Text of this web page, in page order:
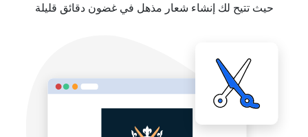
حيث تتيح لك إنشاء شعار مذهل في غضون دقائق قليلة